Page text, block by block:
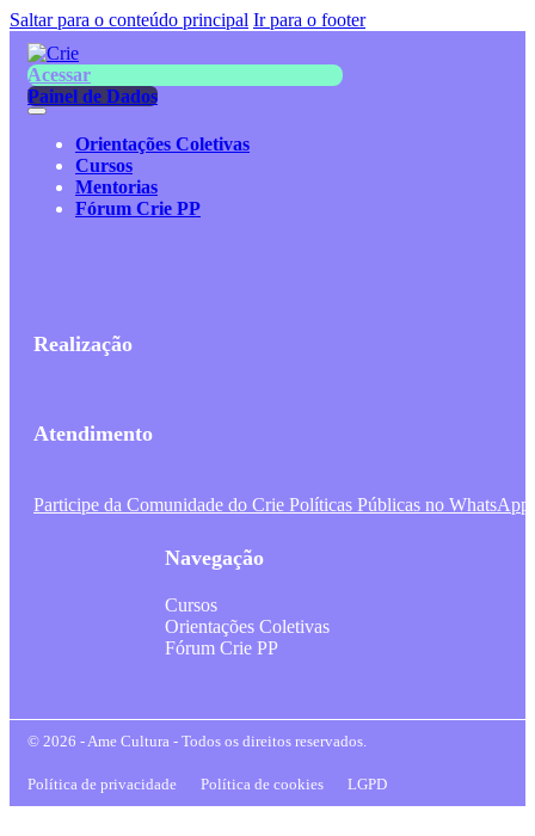
Saltar para o conteúdo principal Ir para o footer
Acessar
Painel de Dados
Orientações Coletivas
Cursos
Mentorias
Fórum Crie PP
Realização
Atendimento
Participe da Comunidade do Crie Políticas Públicas no WhatsApp
Navegação
Cursos
Orientações Coletivas
Fórum Crie PP
© 2026 - Ame Cultura - Todos os direitos reservados.
Política de privacidade Política de cookies LGPD